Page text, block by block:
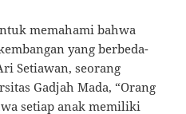
memahami bahwa
yang berbeda-
Setiawan, seorang
Gadjah Mada, “Orang
setiap anak memiliki